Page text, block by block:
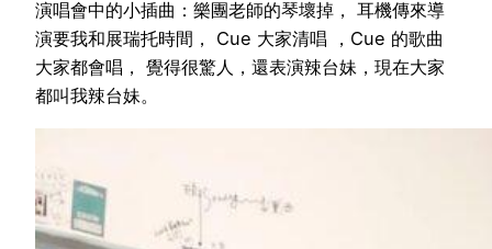
演唱會中的小插曲：樂團老師的琴壞掉， 耳機傳來導
演要我和展瑞托時間， Cue 大家清唱 ，Cue 的歌曲
大家都會唱， 覺得很驚人，還表演辣台妹，現在大家
都叫我辣台妹。